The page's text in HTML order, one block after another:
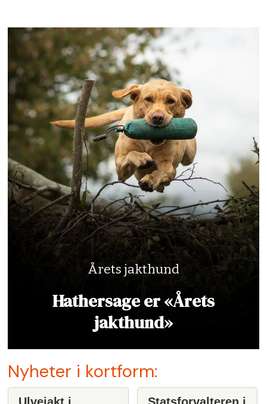
Årets jakthund
Hathersage er «Årets
jakthund»
Nyheter i kortform: